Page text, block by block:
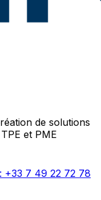
de solutions
et PME
+33 7 49 22 72 78